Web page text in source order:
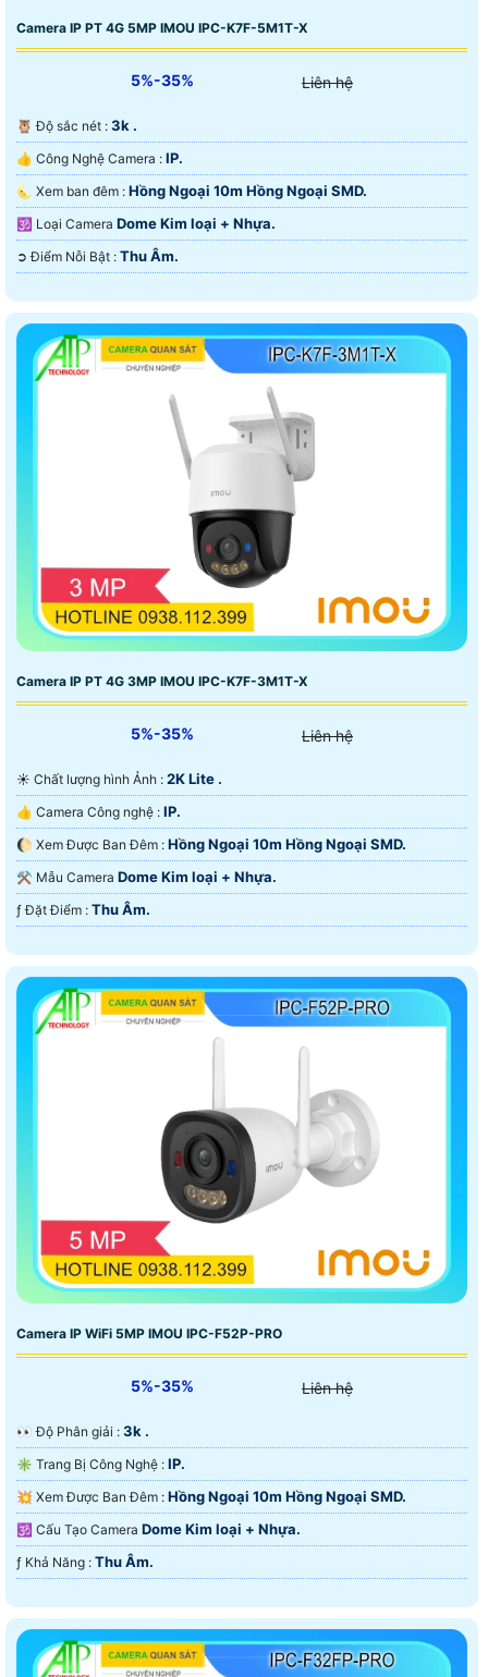
Camera IP PT 4G 5MP IMOU IPC-K7F-5M1T-X
5%-35% Liên hệ
🦉 Độ sắc nét : 3k .
👍 Công Nghệ Camera : IP.
🌜 Xem ban đêm : Hồng Ngoại 10m Hồng Ngoại SMD.
🕉️ Loại Camera Dome Kim loại + Nhựa.
️➲ Điểm Nỗi Bật : Thu Âm.
Camera IP PT 4G 3MP IMOU IPC-K7F-3M1T-X
5%-35% Liên hệ
☀️ Chất lượng hình Ảnh : 2K Lite .
👍 Camera Công nghệ : IP.
🌔 Xem Được Ban Đêm : Hồng Ngoại 10m Hồng Ngoại SMD.
⚒ Mẫu Camera Dome Kim loại + Nhựa.
️ƒ Đặt Điểm : Thu Âm.
Camera IP WiFi 5MP IMOU IPC-F52P-PRO
5%-35% Liên hệ
️👀 Độ Phân giải : 3k .
✳️ Trang Bị Công Nghệ : IP.
💥 Xem Được Ban Đêm : Hồng Ngoại 10m Hồng Ngoại SMD.
🕉️ Cấu Tạo Camera Dome Kim loại + Nhựa.
️ƒ Khả Năng : Thu Âm.